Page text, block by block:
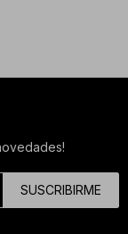
SUSCRIBIRME